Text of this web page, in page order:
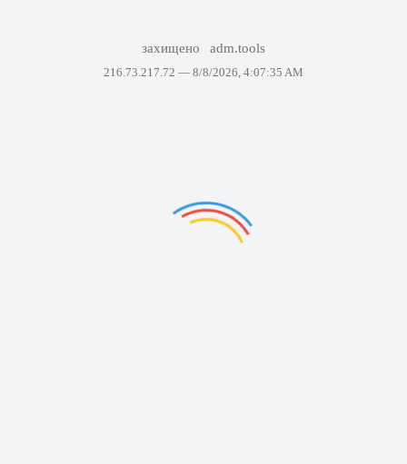
захищено adm.tools
216.73.217.72 — 8/8/2026, 4:07:35 AM